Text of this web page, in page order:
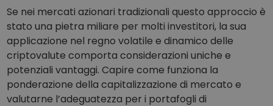
Se nei mercati azionari tradizionali questo approccio è
stato una pietra miliare per molti investitori, la sua
applicazione nel regno volatile e dinamico delle
criptovalute comporta considerazioni uniche e
potenziali vantaggi. Capire come funziona la
ponderazione della capitalizzazione di mercato e
valutarne l’adeguatezza per i portafogli di